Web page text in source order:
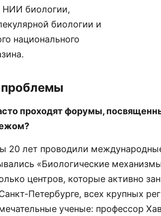
НИИ биологии,
биологии и
национального
проходят форумы,
20 лет проводили
«Биологические
центров, которые активно
Петербурге, всех крупных
ученые: профессор